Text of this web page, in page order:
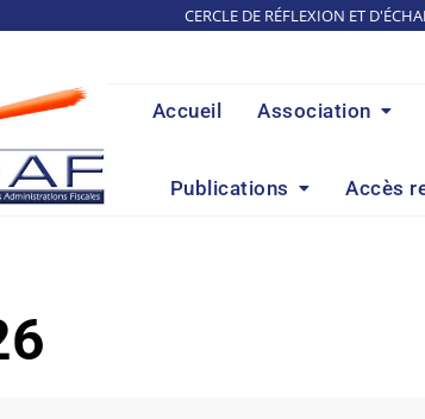
CERCLE DE RÉFLEXION ET
Accueil Association
Publications Accès